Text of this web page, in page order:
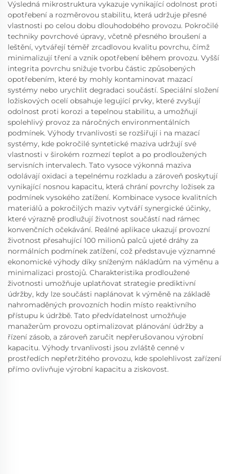
Výsledná mikrostruktura vykazuje vynikající odolnost proti
opotřebení a rozměrovou stabilitu, která udržuje přesné
vlastnosti po celou dobu dlouhodobého provozu. Pokročilé
techniky povrchové úpravy, včetně přesného broušení a
leštění, vytvářejí téměř zrcadlovou kvalitu povrchu, čímž
minimalizují tření a vznik opotřebení během provozu. Vyšší
integrita povrchu snižuje tvorbu částic způsobených
opotřebením, které by mohly kontaminovat mazací
systémy nebo urychlit degradaci součástí. Speciální složení
ložiskových ocelí obsahuje legující prvky, které zvyšují
odolnost proti korozi a tepelnou stabilitu, a umožňují
spolehlivý provoz za náročných environmentálních
podmínek. Výhody trvanlivosti se rozšiřují i na mazací
systémy, kde pokročilé syntetické maziva udržují své
vlastnosti v širokém rozmezí teplot a po prodloužených
servisních intervalech. Tato vysoce výkonná maziva
odolávají oxidaci a tepelnému rozkladu a zároveň poskytují
vynikající nosnou kapacitu, která chrání povrchy ložisek za
podmínek vysokého zatížení. Kombinace vysoce kvalitních
materiálů a pokročilých maziv vytváří synergické účinky,
které výrazně prodlužují životnost součástí nad rámec
konvenčních očekávání. Reálné aplikace ukazují provozní
životnost přesahující 100 milionů palců ujeté dráhy za
normálních podmínek zatížení, což představuje významné
ekonomické výhody díky sníženým nákladům na výměnu a
minimalizaci prostojů. Charakteristika prodloužené
životnosti umožňuje uplatňovat strategie prediktivní
údržby, kdy lze součásti naplánovat k výměně na základě
nahromaděných provozních hodin místo reaktivního
přístupu k údržbě. Tato předvídatelnost umožňuje
manažerům provozu optimalizovat plánování údržby a
řízení zásob, a zároveň zaručit nepřerušovanou výrobní
kapacitu. Výhody trvanlivosti jsou zvláště cenné v
prostředích nepřetržitého provozu, kde spolehlivost zařízení
přímo ovlivňuje výrobní kapacitu a ziskovost.